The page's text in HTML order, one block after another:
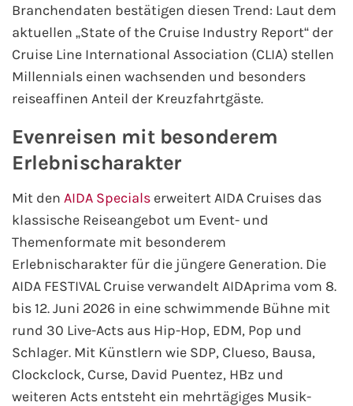
Mein Schiff Karibik
Mein Schiff Kanaren
Mein Schiff Norwegen
Mein Schiff Mittelmeer
Mein Schiff Orient
Mein Schiff Nordamerika
Mein Schiff Transreisen
Mein Schiff Ostsee
Mein Schiff Asien
Branchendaten bestätigen diesen Trend: Laut dem
aktuellen „State of the Cruise Industry Report“ der
Cruise Line International Association (CLIA) stellen
Millennials einen wachsenden und besonders
reiseaffinen Anteil der Kreuzfahrtgäste.
Evenreisen mit besonderem
Erlebnischarakter
Mit den AIDA Specials erweitert AIDA Cruises das
klassische Reiseangebot um Event- und
Themenformate mit besonderem
Erlebnischarakter für die jüngere Generation. Die
AIDA FESTIVAL Cruise verwandelt AIDAprima vom 8.
bis 12. Juni 2026 in eine schwimmende Bühne mit
rund 30 Live-Acts aus Hip-Hop, EDM, Pop und
Schlager. Mit Künstlern wie SDP, Clueso, Bausa,
Clockclock, Curse, David Puentez, HBz und
weiteren Acts entsteht ein mehrtägiges Musik-